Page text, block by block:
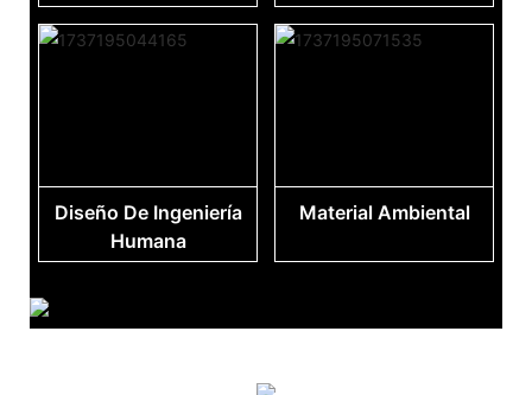
Diseño De Ingeniería
Humana
Material Ambiental